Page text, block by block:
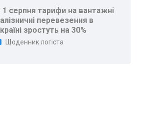
1 серпня тарифи на вантажні
перевезення в
зростуть на 30%
Щоденник логіста